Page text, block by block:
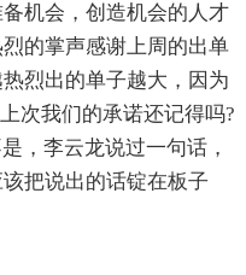
机会，创造机会的人才
的掌声感谢上周的出单
烈出的单子越大，因为
次我们的承诺还记得吗?
，李云龙说过一句话，
把说出的话锭在板子